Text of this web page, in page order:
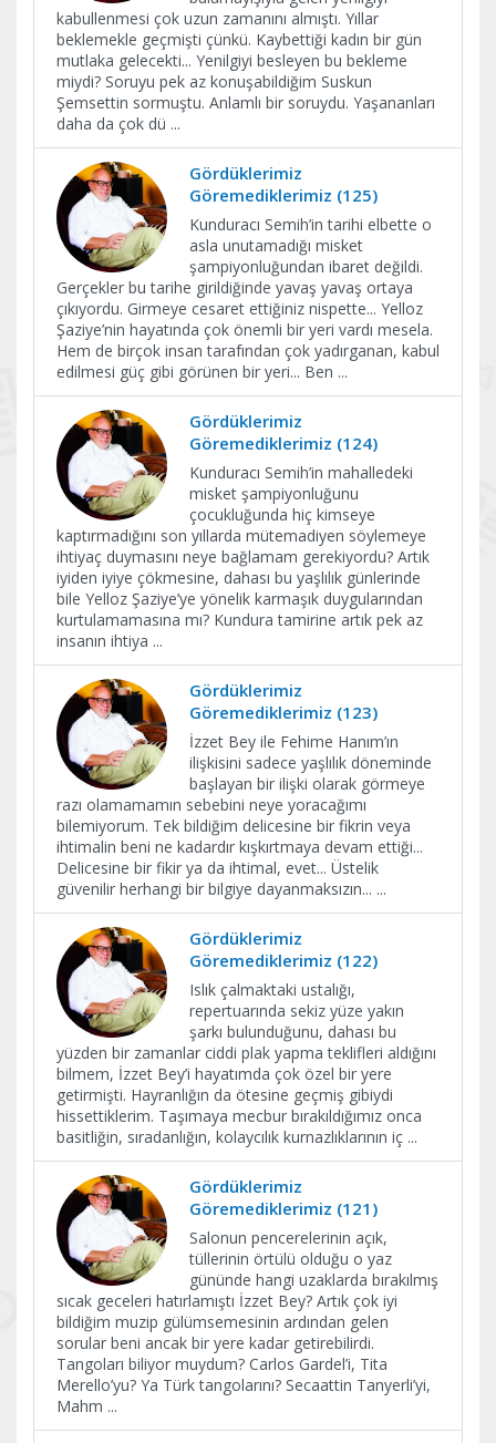
kabullenmesi çok uzun zamanını almıştı. Yıllar
beklemekle geçmişti çünkü. Kaybettiği kadın bir gün
mutlaka gelecekti... Yenilgiyi besleyen bu bekleme
miydi? Soruyu pek az konuşabildiğim Suskun
Şemsettin sormuştu. Anlamlı bir soruydu. Yaşananları
daha da çok dü ...
Gördüklerimiz
Göremediklerimiz (125)
Kunduracı Semih’in tarihi elbette o
asla unutamadığı misket
şampiyonluğundan ibaret değildi.
Gerçekler bu tarihe girildiğinde yavaş yavaş ortaya
çıkıyordu. Girmeye cesaret ettiğiniz nispette... Yelloz
Şaziye’nin hayatında çok önemli bir yeri vardı mesela.
Hem de birçok insan tarafından çok yadırganan, kabul
edilmesi güç gibi görünen bir yeri... Ben ...
Gördüklerimiz
Göremediklerimiz (124)
Kunduracı Semih’in mahalledeki
misket şampiyonluğunu
çocukluğunda hiç kimseye
kaptırmadığını son yıllarda mütemadiyen söylemeye
ihtiyaç duymasını neye bağlamam gerekiyordu? Artık
iyiden iyiye çökmesine, dahası bu yaşlılık günlerinde
bile Yelloz Şaziye’ye yönelik karmaşık duygularından
kurtulamamasına mı? Kundura tamirine artık pek az
insanın ihtiya ...
Gördüklerimiz
Göremediklerimiz (123)
İzzet Bey ile Fehime Hanım’ın
ilişkisini sadece yaşlılık döneminde
başlayan bir ilişki olarak görmeye
razı olamamamın sebebini neye yoracağımı
bilemiyorum. Tek bildiğim delicesine bir fikrin veya
ihtimalin beni ne kadardır kışkırtmaya devam ettiği...
Delicesine bir fikir ya da ihtimal, evet... Üstelik
güvenilir herhangi bir bilgiye dayanmaksızın... ...
Gördüklerimiz
Göremediklerimiz (122)
Islık çalmaktaki ustalığı,
repertuarında sekiz yüze yakın
şarkı bulunduğunu, dahası bu
yüzden bir zamanlar ciddi plak yapma teklifleri aldığını
bilmem, İzzet Bey’i hayatımda çok özel bir yere
getirmişti. Hayranlığın da ötesine geçmiş gibiydi
hissettiklerim. Taşımaya mecbur bırakıldığımız onca
basitliğin, sıradanlığın, kolaycılık kurnazlıklarının iç ...
Gördüklerimiz
Göremediklerimiz (121)
Salonun pencerelerinin açık,
tüllerinin örtülü olduğu o yaz
gününde hangi uzaklarda bırakılmış
sıcak geceleri hatırlamıştı İzzet Bey? Artık çok iyi
bildiğim muzip gülümsemesinin ardından gelen
sorular beni ancak bir yere kadar getirebilirdi.
Tangoları biliyor muydum? Carlos Gardel’i, Tita
Merello’yu? Ya Türk tangolarını? Secaattin Tanyerli’yi,
Mahm ...